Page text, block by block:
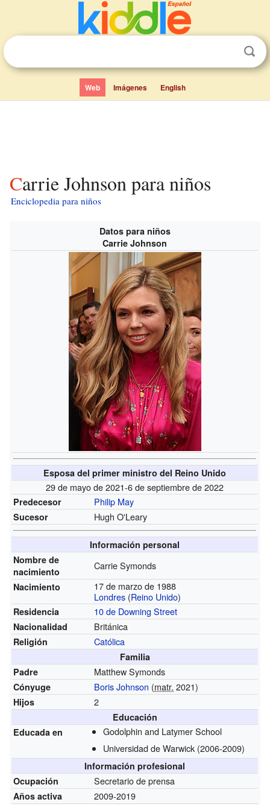
Web Imágenes English
Carrie Johnson para niños
Enciclopedia para niños
Datos para niños
Carrie Johnson
Esposa del primer ministro del Reino Unido
29 de mayo de 2021-6 de septiembre de 2022
Predecesor Philip May
Sucesor Hugh O'Leary
Información personal
Nombre de
nacimiento
Carrie Symonds
Nacimiento
17 de marzo de 1988
Londres (Reino Unido)
Residencia 10 de Downing Street
Nacionalidad Británica
Religión Católica
Familia
Padre
Matthew Symonds
Cónyuge Boris Johnson (matr. 2021)
Hijos 2
Educación
Educada en
Godolphin and Latymer School
Universidad de Warwick (2006-2009)
Información profesional
Ocupación
Secretario de prensa
Años activa 2009-2019